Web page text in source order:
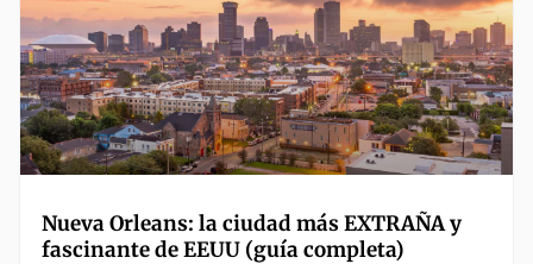
Nueva Orleans: la ciudad más EXTRAÑA y
fascinante de EEUU (guía completa)